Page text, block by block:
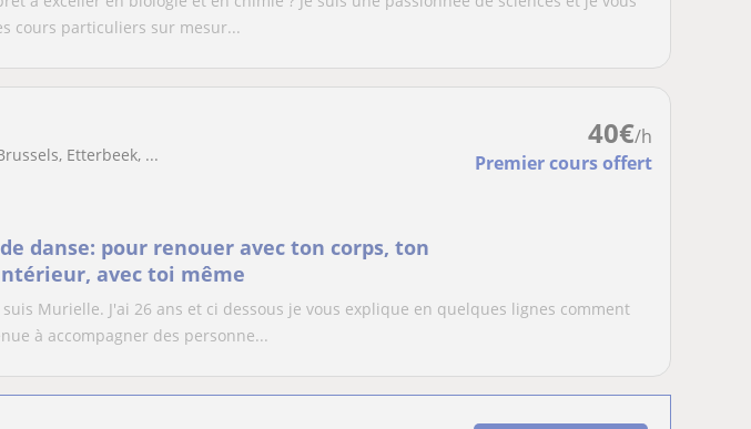
cours particuliers sur mesur...
40€/h
Premier cours offert
Etterbeek, ...
danse: pour renouer avec ton corps, ton
avec toi même
Murielle. J'ai 26 ans et ci dessous je vous explique en quelques lignes comment
à accompagner des personne...